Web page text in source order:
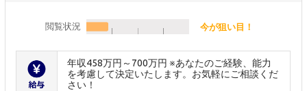
閲覧状況 今が狙い目！
年収458万円～700万円 ※あなたのご経験、能力
を考慮して決定いたします。お気軽にご相談くだ
さい！